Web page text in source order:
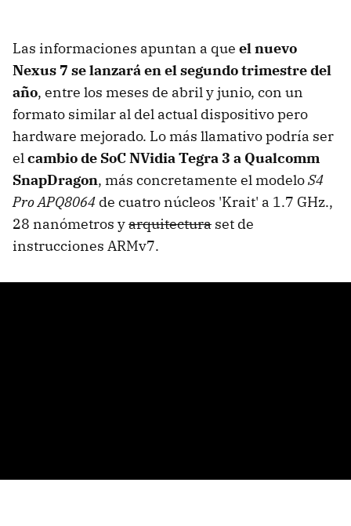
Las informaciones apuntan a que el nuevo
Nexus 7 se lanzará en el segundo trimestre del
año, entre los meses de abril y junio, con un
formato similar al del actual dispositivo pero
hardware mejorado. Lo más llamativo podría ser
elcambio de SoC NVidia Tegra 3 a Qualcomm
SnapDragon, más concretamente el modeloS4
Pro APQ8064 de cuatro núcleos 'Krait' a 1.7 GHz.,
28 nanómetros yarquitectura set de
instrucciones ARMv7.